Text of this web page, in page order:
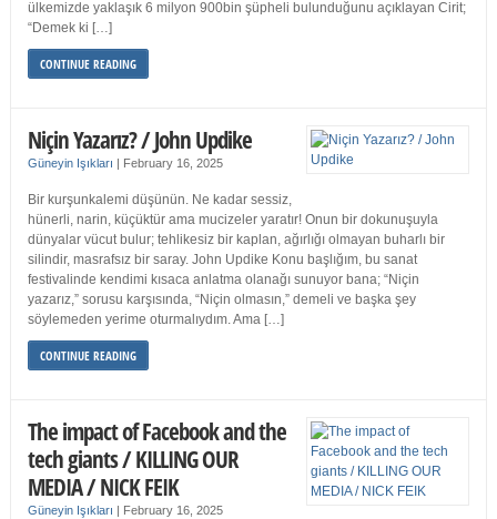
ülkemizde yaklaşık 6 milyon 900bin şüpheli bulunduğunu açıklayan Cirit;
“Demek ki […]
CONTINUE READING
Niçin Yazarız? / John Updike
Güneyin Işıkları | February 16, 2025
Bir kurşunkalemi düşünün. Ne kadar sessiz,
hünerli, narin, küçüktür ama mucizeler yaratır! Onun bir dokunuşuyla
dünyalar vücut bulur; tehlikesiz bir kaplan, ağırlığı olmayan buharlı bir
silindir, masrafsız bir saray. John Updike Konu başlığım, bu sanat
festivalinde kendimi kısaca anlatma olanağı sunuyor bana; “Niçin
yazarız,” sorusu karşısında, “Niçin olmasın,” demeli ve başka şey
söylemeden yerime oturmalıydım. Ama […]
CONTINUE READING
The impact of Facebook and the
tech giants / KILLING OUR
MEDIA / NICK FEIK
Güneyin Işıkları | February 16, 2025